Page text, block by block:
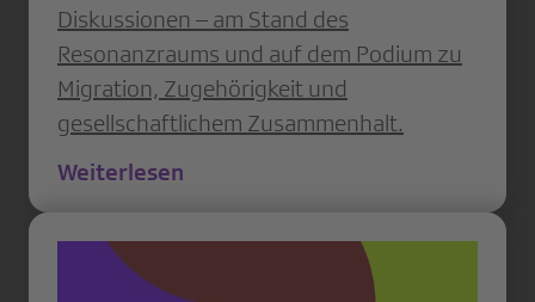
Diskussionen – am Stand des
Resonanzraums und auf dem Podium zu
Migration, Zugehörigkeit und
gesellschaftlichem Zusammenhalt.
Weiterlesen